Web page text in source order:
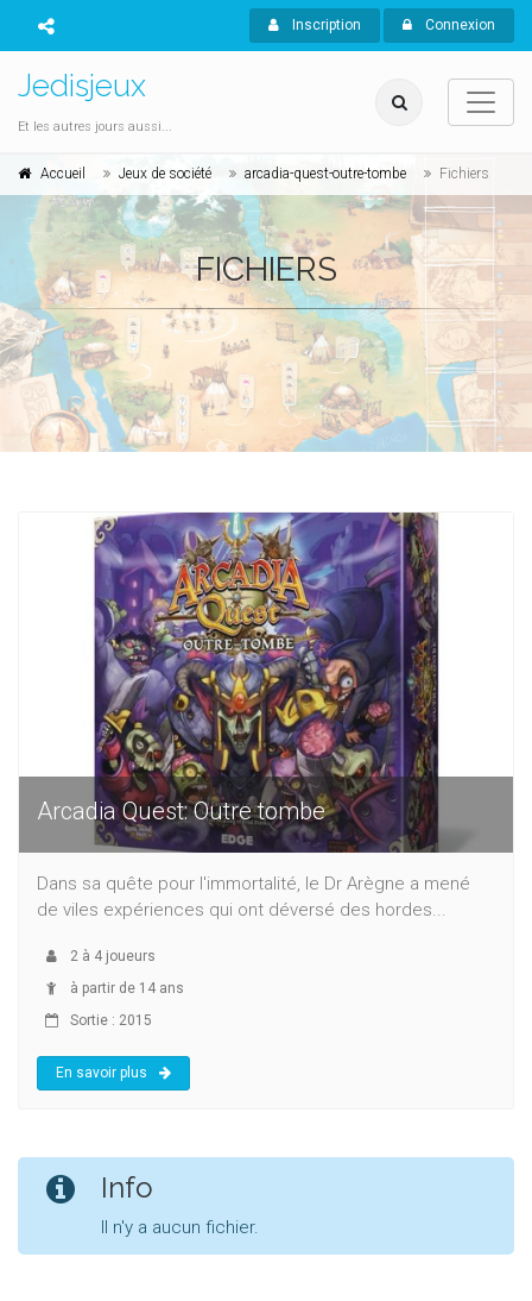
Inscription Connexion
Jedisjeux
Et les autres jours aussi...
Accueil Jeux de société arcadia-quest-outre-tombe Fichiers
FICHIERS
Arcadia Quest: Outre tombe
Dans sa quête pour l'immortalité, le Dr Arègne a mené
de viles expériences qui ont déversé des hordes...
2 à 4 joueurs
à partir de 14 ans
Sortie : 2015
En savoir plus
Info
Il n'y a aucun fichier.